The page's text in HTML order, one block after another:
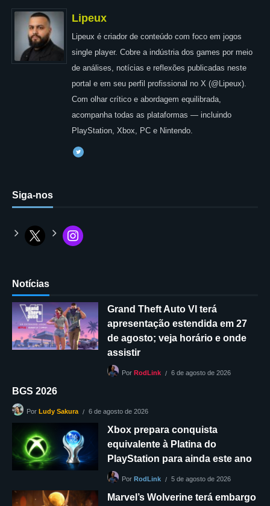
Lipeux
Lipeux é criador de conteúdo com foco em jogos
single player. Cobre a indústria dos games por meio
de análises, notícias e reflexões publicadas neste
portal e em seu perfil profissional no X (@Lipeux).
Com olhar crítico e abordagem equilibrada,
acompanha todas as plataformas — incluindo
PlayStation, Xbox, PC e Nintendo.
Siga-nos
Notícias
Grand Theft Auto VI terá
apresentação estendida em 27
de agosto; veja horário e onde
assistir
Por RodLink 6 de agosto de 2026
BGS 2026
Por Ludy Sakura 6 de agosto de 2026
Xbox prepara conquista
equivalente à Platina do
PlayStation para ainda este ano
Por RodLink 5 de agosto de 2026
Marvel’s Wolverine terá embargo